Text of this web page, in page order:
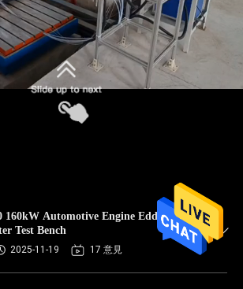
160kW Automotive Engine Eddy
Test Bench
2025-11-19 17 意見